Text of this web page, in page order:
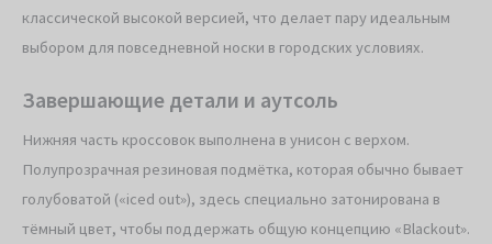
классической высокой версией, что делает пару идеальным
выбором для повседневной носки в городских условиях.
Завершающие детали и аутсоль
Нижняя часть кроссовок выполнена в унисон с верхом.
Полупрозрачная резиновая подмётка, которая обычно бывает
голубоватой («iced out»), здесь специально затонирована в
тёмный цвет, чтобы поддержать общую концепцию «Blackout».